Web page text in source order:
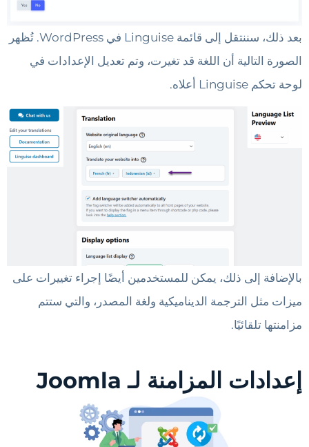
بعد ذلك، سننتقل إلى قائمة Linguise في WordPress. تُظهر
الصورة التالية أن اللغة قد تغيرت، وتم تعديل الإعدادات في
لوحة تحكم Linguise أعلاه.
بالإضافة إلى ذلك، يمكن للمستخدمين أيضًا إجراء تغييرات على
ميزات مثل الترجمة الديناميكية ولغة المصدر، والتي ستتم
مزامنتها تلقائيًا.
إعدادات المزامنة لـ Joomla